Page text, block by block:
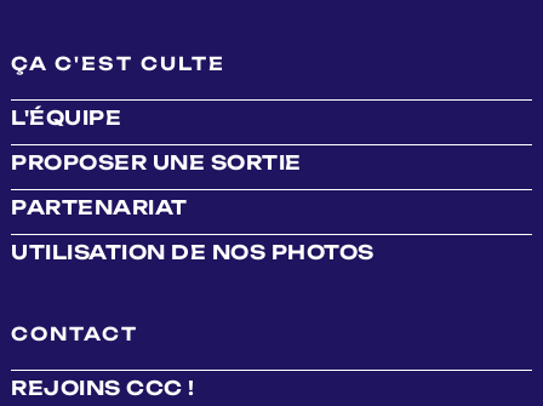
ÇA C'EST CULTE
L'ÉQUIPE
PROPOSER UNE SORTIE
PARTENARIAT
UTILISATION DE NOS PHOTOS
CONTACT
REJOINS CCC !